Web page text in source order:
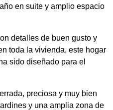
en suite y amplio espacio
detalles de buen gusto y
toda la vivienda, este hogar
sido diseñado para el
preciosa y muy bien
y una amplia zona de